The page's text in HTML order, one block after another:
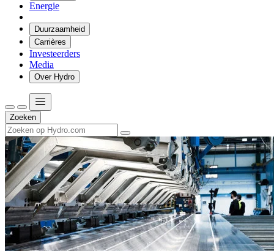
Energie
Duurzaamheid
Carrières
Investeerders
Media
Over Hydro
Zoeken